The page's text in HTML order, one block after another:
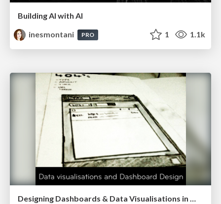
Building AI with AI
inesmontani
PRO 1 1.1k
Designing Dashboards & Data Visualisations in Web Apps